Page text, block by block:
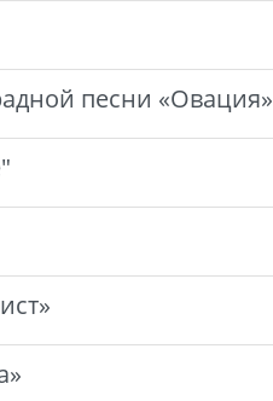
песни «Овация»